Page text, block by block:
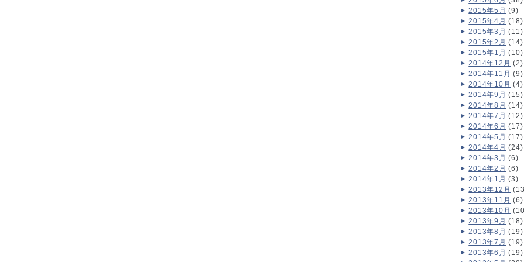
2015年5月 (9)
2015年4月 (18)
2015年3月 (11)
2015年2月 (14)
2015年1月 (10)
2014年12月 (2)
2014年11月 (9)
2014年10月 (4)
2014年9月 (15)
2014年8月 (14)
2014年7月 (12)
2014年6月 (17)
2014年5月 (17)
2014年4月 (24)
2014年3月 (6)
2014年2月 (6)
2014年1月 (3)
2013年12月
2013年11月 (6)
2013年10月
2013年9月 (18)
2013年8月 (19)
2013年7月 (19)
2013年6月 (19)